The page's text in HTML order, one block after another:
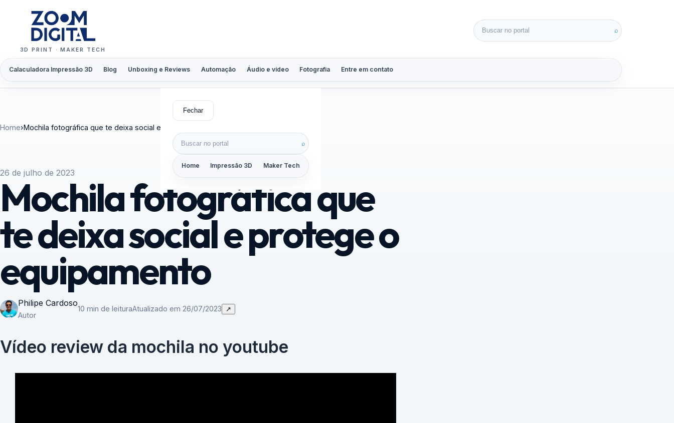
3D PRINT · MAKER TECH
Calaculadora Impressão 3D Blog Unboxing e Reviews Automação Áudio e vídeo Fotografia Entre em contato
Buscar por: ⌕
Fechar
Buscar por: ⌕
Home Impressão 3D Maker Tech
Home›Mochila fotográfica que te deixa social e protege o equipamento
26 de julho de 2023
Mochila fotográfica que
te deixa social e protege o
equipamento
Philipe Cardoso
Autor
10 min de leituraAtualizado em 26/07/2023 ↗
Vídeo review da mochila no youtube